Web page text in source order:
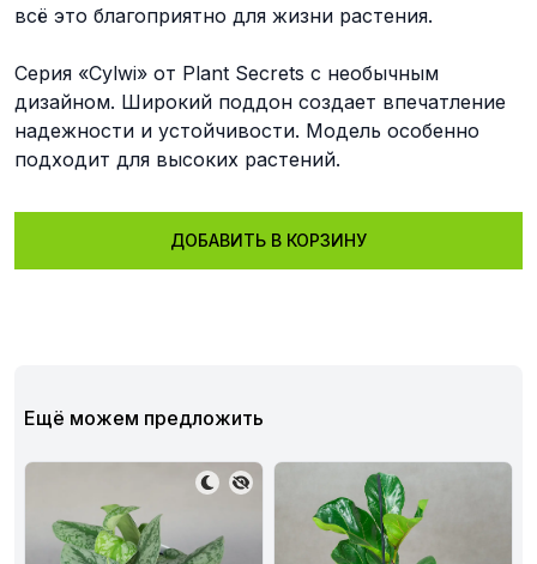
всё это благоприятно для жизни растения.
Серия «Cylwi» от Plant Secrets с необычным
дизайном. Широкий поддон создает впечатление
надежности и устойчивости. Модель особенно
подходит для высоких растений.
ДОБАВИТЬ В КОРЗИНУ
Ещё можем предложить